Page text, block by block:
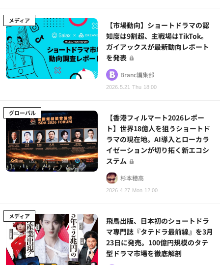
メディア
2026.5.21 Thu 18:00
【市場動向】ショートドラマの認
知度は9割超、主戦場はTikTok。
ガイアックスが最新動向レポート
を発表
Branc編集部
グローバル
2026.4.27 Mon 12:00
【香港フィルマート2026レポー
ト】世界18億人を狙うショートド
ラマの現在地。AI導入とローカラ
イゼーションが切り拓く新エコシ
ステム
杉本穂高
メディア
飛鳥出版、日本初のショートドラ
マ専門誌『タテドラ最前線』を3月
23日に発売。100億円規模のタテ
型ドラマ市場を徹底解剖